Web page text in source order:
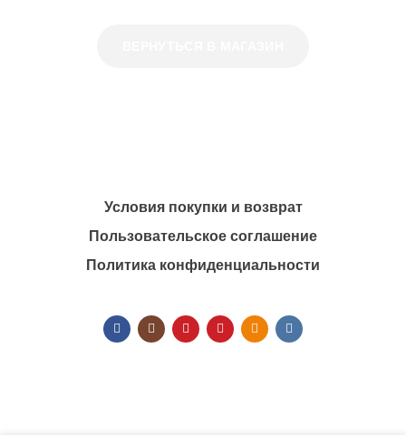
Условия покупки и возврат
Пользовательское соглашение
Политика конфиденциальности